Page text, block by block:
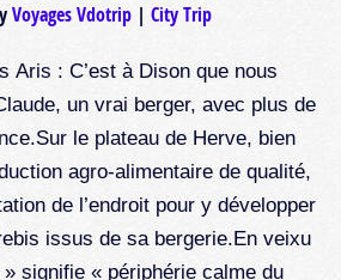
Voyages Vdotrip City Trip
Aris : C’est à Dison que nous
un vrai berger, avec plus de
le plateau de Herve, bien
agro-alimentaire de qualité,
de l’endroit pour y développer
issus de sa bergerie.En veixu
signifie « périphérie calme du